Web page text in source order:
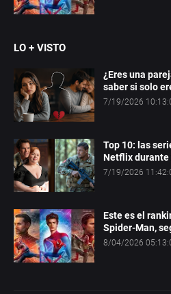
LO + VISTO
¿Eres una
saber si solo
7/19/2026
Top 10: las
Netflix durante
7/19/2026
Este es el
Spider-Man,
8/04/2026